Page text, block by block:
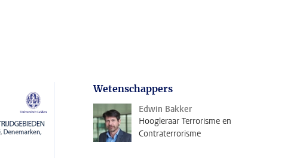
Wetenschappers
Edwin Bakker
Hoogleraar Terrorisme en
Contraterrorisme